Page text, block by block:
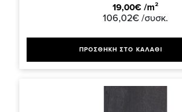
19,00€ /m²
106,02€ /συσκ.
ΠΡΟΣΘΗΚΗ ΣΤΟ ΚΑΛΑΘΙ